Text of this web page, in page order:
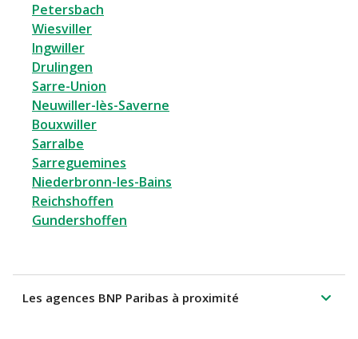
Petersbach
Wiesviller
Ingwiller
Drulingen
Sarre-Union
Neuwiller-lès-Saverne
Bouxwiller
Sarralbe
Sarreguemines
Niederbronn-les-Bains
Reichshoffen
Gundershoffen
Les agences BNP Paribas à proximité